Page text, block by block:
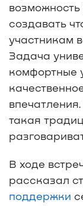
возможность
создавать
участникам
Задача
комфортные
такая
В ходе
рассказал
поддержки